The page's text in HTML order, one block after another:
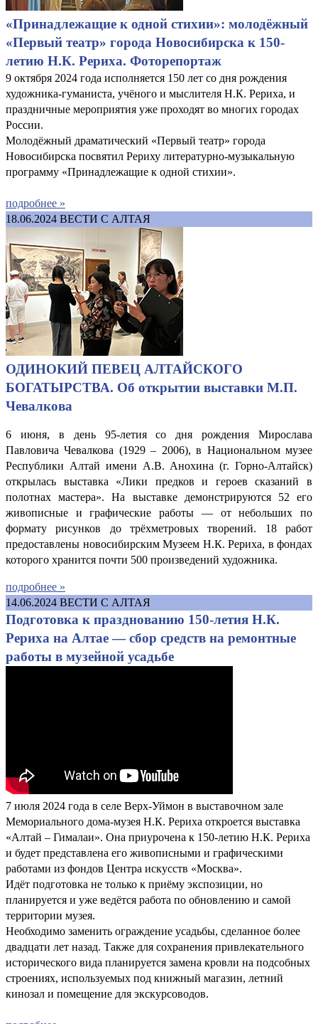
«Принадлежащие к одной стихии»: молодёжный
«Первый театр» города Новосибирска к 150-
летию Н.К. Рериха. Фоторепортаж
9 октября 2024 года исполняется 150 лет со дня рождения
художника-гуманиста, учёного и мыслителя Н.К. Рериха, и
праздничные мероприятия уже проходят во многих городах
России.
Молодёжный драматический «Первый театр» города
Новосибирска посвятил Рериху литературно-музыкальную
программу «Принадлежащие к одной стихии».
подробнее »
18.06.2024 ВЕСТИ С АЛТАЯ
ОДИНОКИЙ ПЕВЕЦ АЛТАЙСКОГО
БОГАТЫРСТВА. Об открытии выставки М.П.
Чевалкова
6 июня, в день 95-летия со дня рождения Мирослава
Павловича Чевалкова (1929 – 2006), в Национальном музее
Республики Алтай имени А.В. Анохина (г. Горно-Алтайск)
открылась выставка «Лики предков и героев сказаний в
полотнах мастера». На выставке демонстрируются 52 его
живописные и графические работы — от небольших по
формату рисунков до трёхметровых творений. 18 работ
предоставлены новосибирским Музеем Н.К. Рериха, в фондах
которого хранится почти 500 произведений художника.
подробнее »
14.06.2024 ВЕСТИ С АЛТАЯ
Подготовка к празднованию 150-летия Н.К.
Рериха на Алтае — сбор средств на ремонтные
работы в музейной усадьбе
7 июля 2024 года в селе Верх-Уймон в выставочном зале
Мемориального дома-музея Н.К. Рериха откроется выставка
«Алтай – Гималаи». Она приурочена к 150-летию Н.К. Рериха
и будет представлена его живописными и графическими
работами из фондов Центра искусств «Москва».
Идёт подготовка не только к приёму экспозиции, но
планируется и уже ведётся работа по обновлению и самой
территории музея.
Необходимо заменить ограждение усадьбы, сделанное более
двадцати лет назад. Также для сохранения привлекательного
исторического вида планируется замена кровли на подсобных
строениях, используемых под книжный магазин, летний
кинозал и помещение для экскурсоводов.